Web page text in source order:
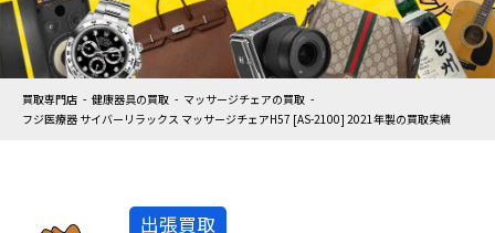
買取専門店 健康器具の買取
マッサージチェアの買取
フジ医療器 サイバーリラックス マッサージチェアH57 [AS-2100] 2021年製の買取実績
出張買取